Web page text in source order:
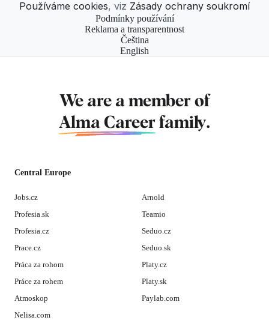
Používáme cookies, viz Zásady ochrany soukromí
Podmínky používání
Reklama a transparentnost
Čeština
English
We are a member of
Alma Career family.
Central Europe
Jobs.cz
Profesia.sk
Profesia.cz
Prace.cz
Práca za rohom
Práce za rohem
Atmoskop
Nelisa.com
Arnold
Teamio
Seduo.cz
Seduo.sk
Platy.cz
Platy.sk
Paylab.com